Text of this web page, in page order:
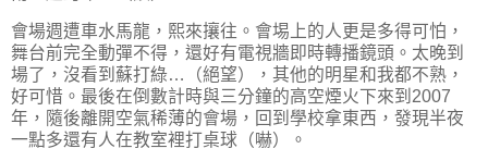
會場週遭車水馬龍，熙來攘往。會埸上的人更是多得可怕，
舞台前完全動彈不得，還好有電視牆即時轉播鏡頭。太晚到
場了，沒看到蘇打綠…（絕望），其他的明星和我都不熟，
好可惜。最後在倒數計時與三分鐘的高空煙火下來到2007
年，隨後離開空氣稀薄的會場，回到學校拿東西，發現半夜
一點多還有人在教室裡打桌球（嚇）。